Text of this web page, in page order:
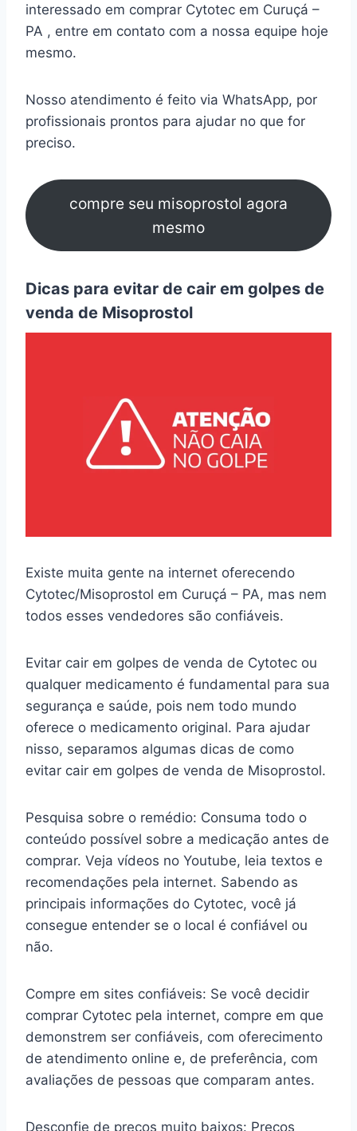
interessado em comprar Cytotec em Curuçá –
PA , entre em contato com a nossa equipe hoje
mesmo.
Nosso atendimento é feito via WhatsApp, por
profissionais prontos para ajudar no que for
preciso.
compre seu misoprostol agora
mesmo
Dicas para evitar de cair em golpes de
venda de Misoprostol
Existe muita gente na internet oferecendo
Cytotec/Misoprostol em Curuçá – PA, mas nem
todos esses vendedores são confiáveis.
Evitar cair em golpes de venda de Cytotec ou
qualquer medicamento é fundamental para sua
segurança e saúde, pois nem todo mundo
oferece o medicamento original. Para ajudar
nisso, separamos algumas dicas de como
evitar cair em golpes de venda de Misoprostol.
Pesquisa sobre o remédio: Consuma todo o
conteúdo possível sobre a medicação antes de
comprar. Veja vídeos no Youtube, leia textos e
recomendações pela internet. Sabendo as
principais informações do Cytotec, você já
consegue entender se o local é confiável ou
não.
Compre em sites confiáveis: Se você decidir
comprar Cytotec pela internet, compre em que
demonstrem ser confiáveis, com oferecimento
de atendimento online e, de preferência, com
avaliações de pessoas que comparam antes.
Desconfie de preços muito baixos: Preços